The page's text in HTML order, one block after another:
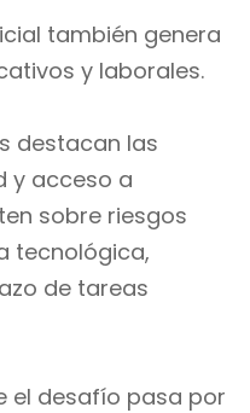
también genera
y laborales.
destacan las
y acceso a
sobre riesgos
tecnológica,
de tareas
el desafío pasa por